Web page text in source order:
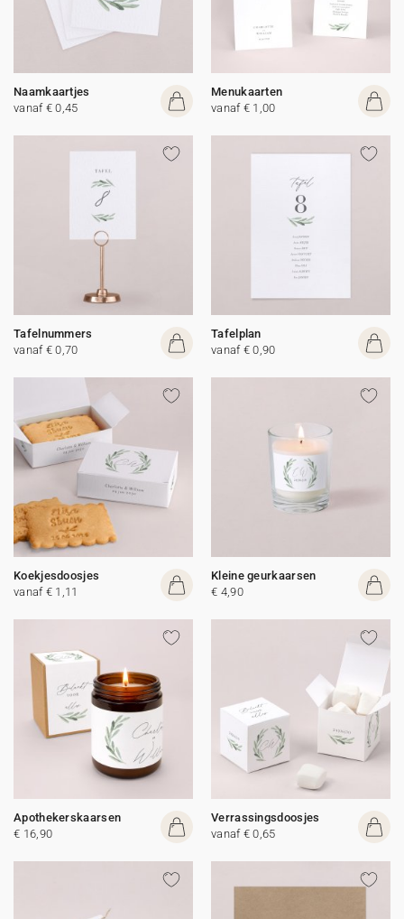
Naamkaartjes
vanaf € 0,45
Menukaarten
vanaf € 1,00
Tafelnummers
vanaf € 0,70
Tafelplan
vanaf € 0,90
Koekjesdoosjes
vanaf € 1,11
Kleine geurkaarsen
€ 4,90
Apothekerskaarsen
€ 16,90
Verrassingsdoosjes
vanaf € 0,65